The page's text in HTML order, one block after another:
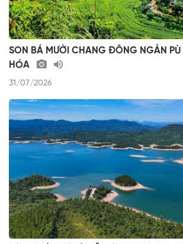
SON BÁ MƯỜI CHANG ĐÔNG NGẢN PÙ
HÓA
31/07/2026